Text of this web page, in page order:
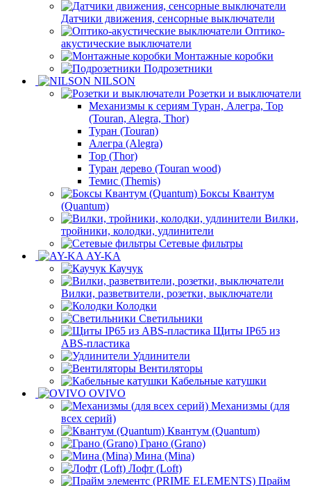
Датчики движения, сенсорные выключатели
Оптико-
акустические выключатели
Монтажные коробки
Подрозетники
NILSON
Розетки и выключатели
Механизмы к сериям Туран, Алегра, Тор
(Touran, Alegra, Thor)
Туран (Touran)
Алегра (Alegra)
Тор (Thor)
Туран дерево (Touran wood)
Темис (Themis)
Боксы Квантум
(Quantum)
Вилки,
тройники, колодки, удлинители
Сетевые фильтры
AY-KA
Каучук
Вилки, разветвители, розетки, выключатели
Колодки
Светильники
Щиты IP65 из
ABS-пластика
Удлинители
Вентиляторы
Кабельные катушки
OVIVO
Механизмы (для
всех серий)
Квантум (Quantum)
Грано (Grano)
Мина (Mina)
Лофт (Loft)
Прайм